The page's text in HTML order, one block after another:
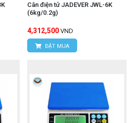
Cân điện tử JADEVER JWL-6K
(6kg/0.2g)
4,312,500 VND
ĐẶT MUA